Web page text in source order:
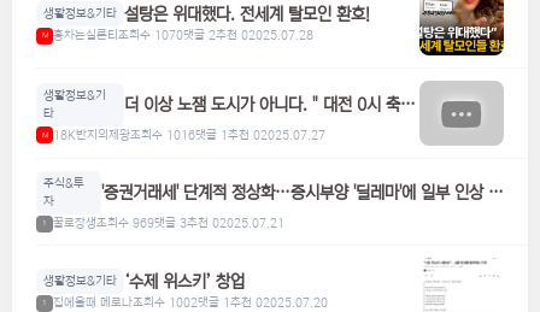
생활정보&기타 설탕은 위대했다. 전세계 탈모인 환호!
M 홍차는실론티조회수 1070댓글 2추천 02025.07.28
생활정보&기
타
더 이상 노잼 도시가 아니다. " 대전 0시 축
M 18K반지의제왕조회수 1016댓글 1추천 02025.07.27
주식&투
자
'증권거래세' 단계적 정상화…증시부양 '딜레마'에 일부 인상 검
1 꿀로장생조회수 969댓글 3추천 02025.07.21
생활정보&기타 ‘수제 위스키’ 창업
1 집에올때 메로나조회수 1002댓글 1추천 02025.07.20